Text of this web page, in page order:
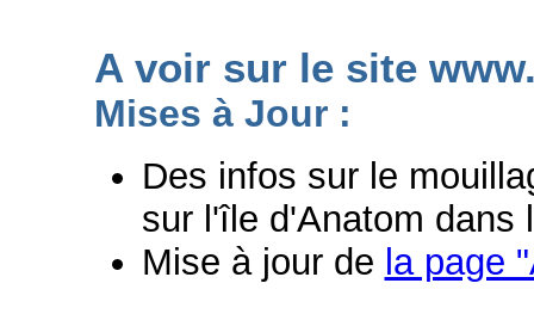
A voir sur le site
Mises à Jour :
Des infos sur le
sur l'île d'Anatom dans
Mise à jour de la page